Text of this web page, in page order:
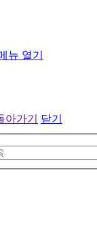
뉴 열기
아가기
닫기